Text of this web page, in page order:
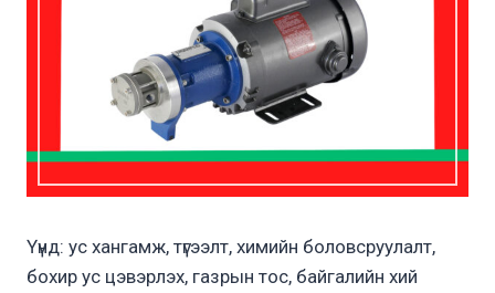
Үүнд: ус хангамж, түгээлт, химийн боловсруулалт,
бохир ус цэвэрлэх, газрын тос, байгалийн хий